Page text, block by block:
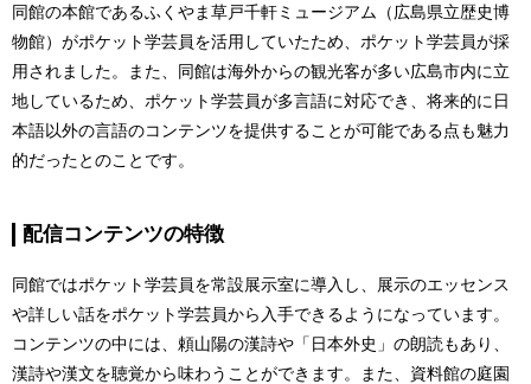
同館の本館であるふくやま草戸千軒ミュージアム（広島県立歴史博
物館）がポケット学芸員を活用していたため、ポケット学芸員が採
用されました。また、同館は海外からの観光客が多い広島市内に立
地しているため、ポケット学芸員が多言語に対応でき、将来的に日
本語以外の言語のコンテンツを提供することが可能である点も魅力
的だったとのことです。
配信コンテンツの特徴
同館ではポケット学芸員を常設展示室に導入し、展示のエッセンス
や詳しい話をポケット学芸員から入手できるようになっています。
コンテンツの中には、頼山陽の漢詩や「日本外史」の朗読もあり、
漢詩や漢文を聴覚から味わうことができます。また、資料館の庭園